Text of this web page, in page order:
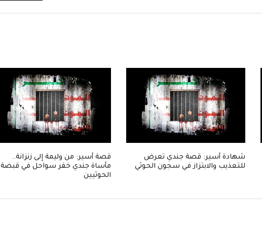
شهادة أسير: قصة جندي تعرض
للتعذيب والابتزاز في سجون الحوثي
قصة أسير: من وليمة إلى زنزانة..
مأساة جندي خفر سواحل في قبضة
الحوثيين